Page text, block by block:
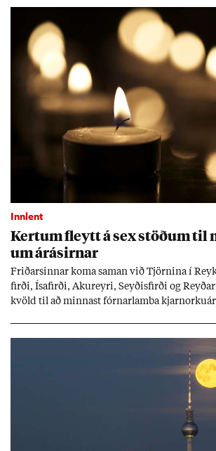
Innlent
Kert­um fleytt á sex stöð­um til
um árás­irn­ar
Frið­arsinn­ar koma sam­an við Tjörn­ina í
firði, Ísa­firði, Ak­ur­eyri, Seyð­is­firði og
kvöld til að minn­ast fórn­ar­lamba